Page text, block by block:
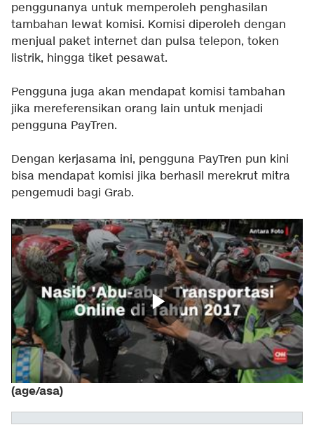
penggunanya untuk memperoleh penghasilan
tambahan lewat komisi. Komisi diperoleh dengan
menjual paket internet dan pulsa telepon, token
listrik, hingga tiket pesawat.
Pengguna juga akan mendapat komisi tambahan
jika mereferensikan orang lain untuk menjadi
pengguna PayTren.
Dengan kerjasama ini, pengguna PayTren pun kini
bisa mendapat komisi jika berhasil merekrut mitra
pengemudi bagi Grab.
(age/asa)